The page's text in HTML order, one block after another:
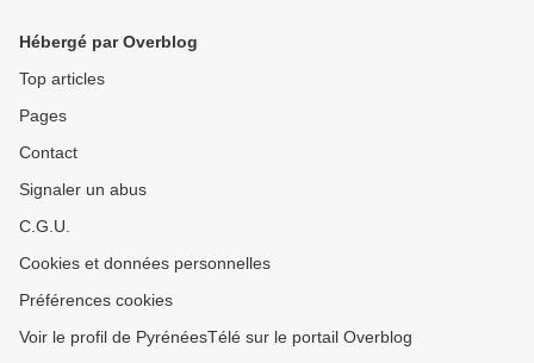
Hébergé par Overblog
Top articles
Pages
Contact
Signaler un abus
C.G.U.
Cookies et données personnelles
Préférences cookies
Voir le profil de PyrénéesTélé sur le portail Overblog